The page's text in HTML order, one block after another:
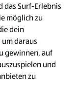
das Surf-Erlebnis
möglich zu
dein
daraus
gewinnen, auf
und
zu